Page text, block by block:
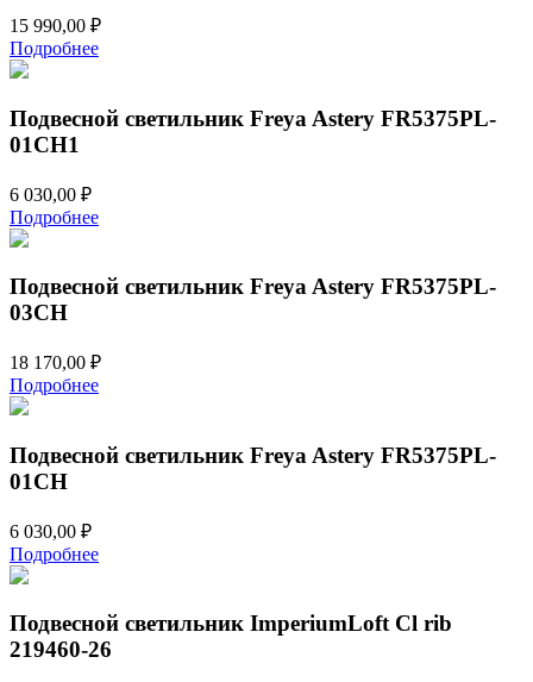
15 990,00 ₽
Подробнее
Подвесной светильник Freya Astery FR5375PL-
01CH1
6 030,00 ₽
Подробнее
Подвесной светильник Freya Astery FR5375PL-
03CH
18 170,00 ₽
Подробнее
Подвесной светильник Freya Astery FR5375PL-
01CH
6 030,00 ₽
Подробнее
Подвесной светильник ImperiumLoft Cl rib
219460-26